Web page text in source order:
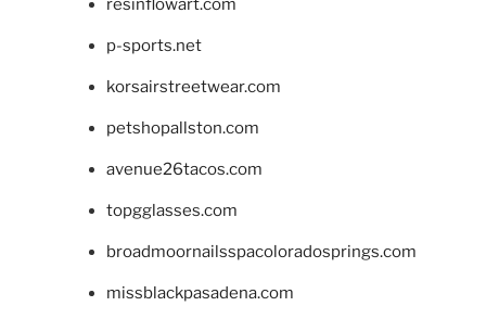
resinflowart.com
p-sports.net
korsairstreetwear.com
petshopallston.com
avenue26tacos.com
topgglasses.com
broadmoornailsspacoloradosprings.com
missblackpasadena.com